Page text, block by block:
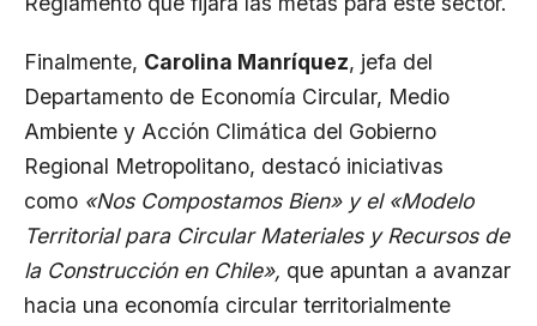
Finalmente, Carolina Manríquez, jefa del
Departamento de Economía Circular, Medio
Ambiente y Acción Climática del Gobierno
Regional Metropolitano, destacó iniciativas
como «Nos Compostamos Bien» y el «Modelo
Territorial para Circular Materiales y Recursos de
la Construcción en Chile», que apuntan a avanzar
hacia una economía circular territorialmente